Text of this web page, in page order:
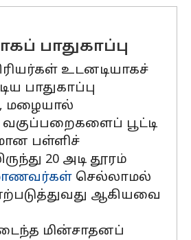
பாதுகாப்பு
உடனடியாகச்
பாதுகாப்பு
மழையால்
வகுப்பறைகளைப் பூட்டி
பள்ளிச்
20 அடி தூரம்
செல்லாமல்
ஆகியவை
மின்சாதனப்